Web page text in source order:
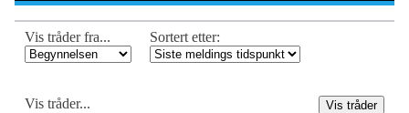
Vis tråder fra... Sortert etter:
Vis tråder...